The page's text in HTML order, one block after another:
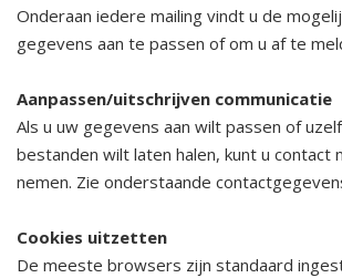
Onderaan iedere mailing vindt u de
gegevens aan te passen of om u af te
Aanpassen/uitschrijven communicatie
Als u uw gegevens aan wilt passen of
bestanden wilt laten halen, kunt u contact
nemen. Zie onderstaande
Cookies uitzetten
De meeste browsers zijn standaard